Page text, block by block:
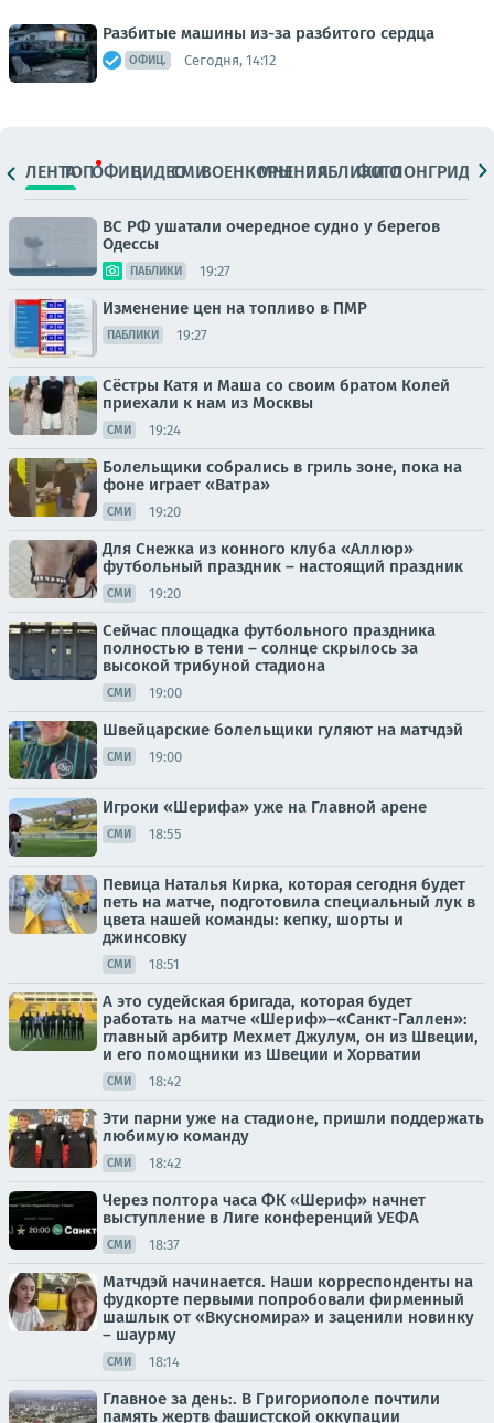
Разбитые машины из-за разбитого сердца
ОФИЦ. Сегодня, 14:12
ЛЕНТАТОПОФИЦ.ВИДЕОСМИВОЕНКОРЫМНЕНИЯПАБЛИКИ
ФОТОЛОНГРИДЫ
ВС РФ ушатали очередное судно у берегов
Одессы
ПАБЛИКИ 19:27
Изменение цен на топливо в ПМР
ПАБЛИКИ 19:27
Сёстры Катя и Маша со своим братом Колей
приехали к нам из Москвы
СМИ 19:24
Болельщики собрались в гриль зоне, пока на
фоне играет «Ватра»
СМИ 19:20
Для Снежка из конного клуба «Аллюр»
футбольный праздник – настоящий праздник
СМИ 19:20
Сейчас площадка футбольного праздника
полностью в тени – солнце скрылось за
высокой трибуной стадиона
СМИ 19:00
Швейцарские болельщики гуляют на матчдэй
СМИ 19:00
Игроки «Шерифа» уже на Главной арене
СМИ 18:55
Певица Наталья Кирка, которая сегодня будет
петь на матче, подготовила специальный лук в
цвета нашей команды: кепку, шорты и
джинсовку
СМИ 18:51
А это судейская бригада, которая будет
работать на матче «Шериф»–«Санкт-Галлен»:
главный арбитр Мехмет Джулум, он из Швеции,
и его помощники из Швеции и Хорватии
СМИ 18:42
Эти парни уже на стадионе, пришли поддержать
любимую команду
СМИ 18:42
Через полтора часа ФК «Шериф» начнет
выступление в Лиге конференций УЕФА
СМИ 18:37
Матчдэй начинается. Наши корреспонденты на
фудкорте первыми попробовали фирменный
шашлык от «Вкусномира» и заценили новинку
– шаурму
СМИ 18:14
Главное за день:. В Григориополе почтили
память жертв фашистской оккупации